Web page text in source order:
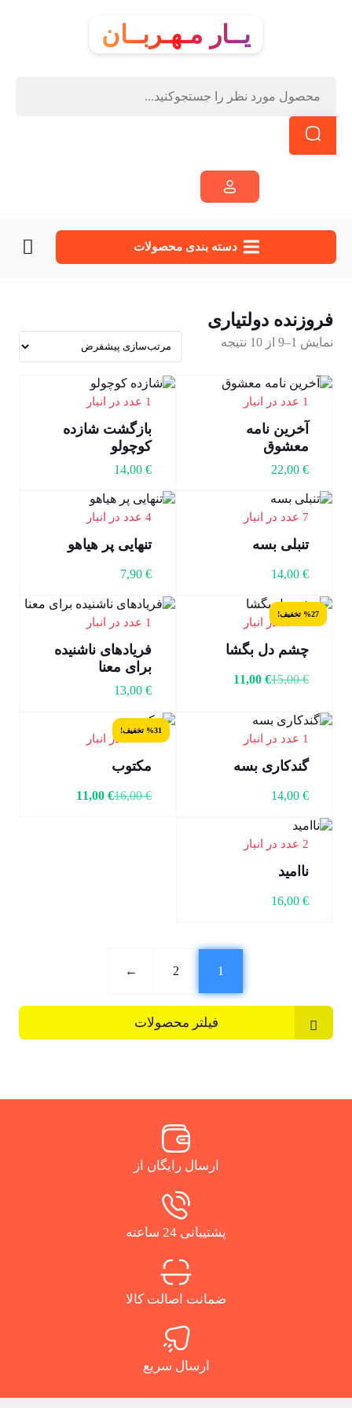
یــار مـهـربــان
دسته‌ بندی محصولات
فروزنده دولتیاری
نمایش 1–9 از 10 نتیجه
1 عدد در انبار
آخرین نامه
معشوق
22,00 €
1 عدد در انبار
بازگشت شازده
کوچولو
14,00€
7 عدد در انبار
تنبلی بسه
14,00 €
4 عدد در انبار
تنهایی پر هیاهو
7,90€
%27 تخفیف!
چشم دل بگشا
15,00€
11,00 €
1 عدد در انبار
فریادهای ناشنیده
برای معنا
13,00€
1 عدد در انبار
گندکاری بسه
14,00 €
%31 تخفیف!
مکتوب
16,00€
11,00€
2 عدد در انبار
ناامید
16,00 €
1
2
←
فیلتر محصولات
ارسال رایگان از
پشتیبانی 24 ساعته
ضمانت اصالت کالا
ارسال سریع